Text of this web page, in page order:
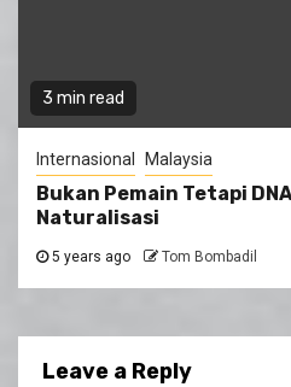
3 min read
Internasional Malaysia
Bukan Pemain Tetapi
Naturalisasi
5 years ago Tom Bombadil
Leave a Reply